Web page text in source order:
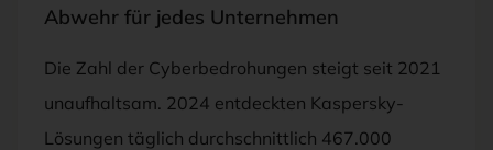
Abwehr für jedes Unternehmen
Die Zahl der Cyberbedrohungen steigt seit 2021
unaufhaltsam. 2024 entdeckten Kaspersky-
Lösungen täglich durchschnittlich 467.000